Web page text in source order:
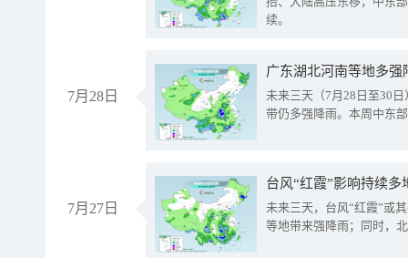
续。
7月28日
广东湖北河南等地多
未来三天（7月28日至30
带仍多强降雨。本周中东
7月27日
台风“红霞”影响持续
未来三天，台风“红霞”或
等地带来强降雨；同时，